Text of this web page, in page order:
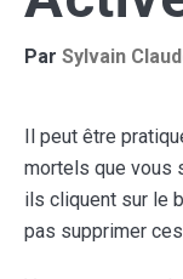
Par Sylvain
Il peut être
mortels que vous
ils cliquent sur le
pas supprimer